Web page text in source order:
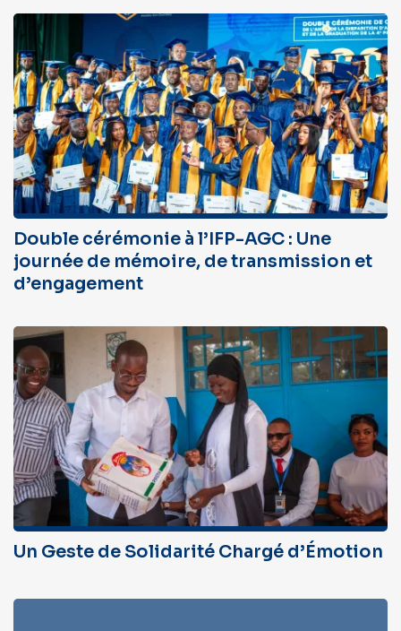
Double cérémonie à l’IFP-AGC : Une
journée de mémoire, de transmission et
d’engagement
Un Geste de Solidarité Chargé d’Émotion